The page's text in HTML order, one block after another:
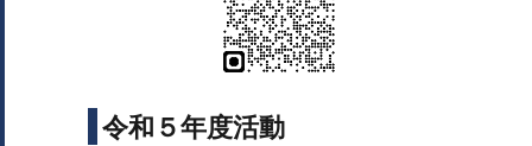
令和５年度活動